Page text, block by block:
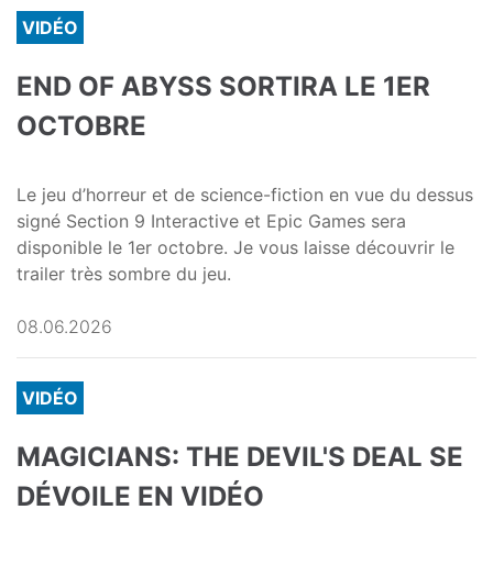
VIDÉO
END OF ABYSS SORTIRA LE 1ER
OCTOBRE
Le jeu d’horreur et de science-fiction en vue du dessus
signé Section 9 Interactive et Epic Games sera
disponible le 1er octobre. Je vous laisse découvrir le
trailer très sombre du jeu.
08.06.2026
VIDÉO
MAGICIANS: THE DEVIL'S DEAL SE
DÉVOILE EN VIDÉO